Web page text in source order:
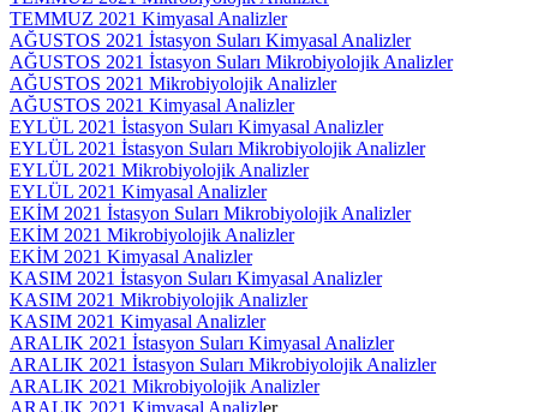
TEMMUZ 2021 Kimyasal Analizler
AĞUSTOS 2021 İstasyon Suları Kimyasal Analizler
AĞUSTOS 2021 İstasyon Suları Mikrobiyolojik Analizler
AĞUSTOS 2021 Mikrobiyolojik Analizler
AĞUSTOS 2021 Kimyasal Analizler
EYLÜL 2021 İstasyon Suları Kimyasal Analizler
EYLÜL 2021 İstasyon Suları Mikrobiyolojik Analizler
EYLÜL 2021 Mikrobiyolojik Analizler
EYLÜL 2021 Kimyasal Analizler
EKİM 2021 İstasyon Suları Mikrobiyolojik Analizler
EKİM 2021 Mikrobiyolojik Analizler
EKİM 2021 Kimyasal Analizler
KASIM 2021 İstasyon Suları Kimyasal Analizler
KASIM 2021 Mikrobiyolojik Analizler
KASIM 2021 Kimyasal Analizler
ARALIK 2021 İstasyon Suları Kimyasal Analizler
ARALIK 2021 İstasyon Suları Mikrobiyolojik Analizler
ARALIK 2021 Mikrobiyolojik Analizler
ARALIK 2021 Kimyasal Analizler